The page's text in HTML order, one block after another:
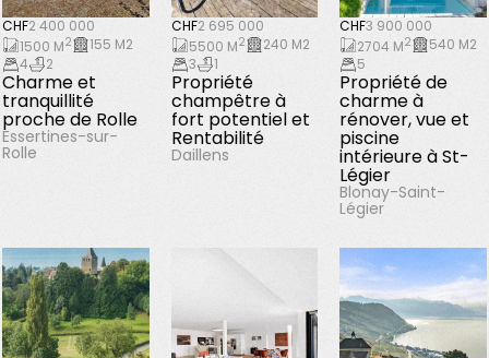
CHF2 400 000
1500 M2
155 M2
4
2
Charme et
tranquillité
proche de Rolle
Essertines-sur-
Rolle
CHF2 695 000
5500 M2
240 M2
3
1
Propriété
champêtre à
fort potentiel et
Rentabilité
Daillens
CHF3 900 000
2704 M2
540 M2
5
Propriété de
charme à
rénover, vue et
piscine
intérieure à St-
Légier
Blonay-Saint-
Légier